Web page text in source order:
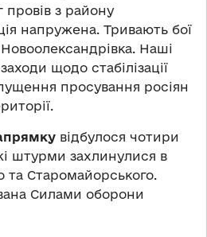
провів з району
напружена. Тривають бої
Наші
щодо стабілізації
просування росіян
відбулося чотири
штурми захлинулися в
та Старомайорського.
Силами оборони